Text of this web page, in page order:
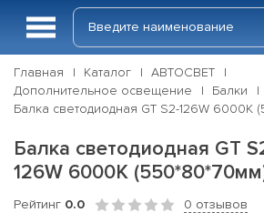
Главная Каталог
АВТОСВЕТ
Дополнительное освещение
Балки
Балка светодиодная GT S2-126W 6000K
Балка светодиодная GT
126W 6000K
Рейтинг 0.0 0 отзывов